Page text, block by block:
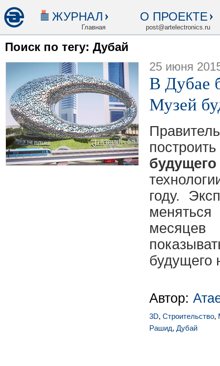
ЖУРНАЛ
Главная
О ПРОЕКТЕ
post@artelectronics.ru
Поиск по тегу: Дубай
25 июня
В Дубае
Музей
будущего
году.
месяцев
будущего
Автор:
3D, Строительство,
Рашид, Дубай